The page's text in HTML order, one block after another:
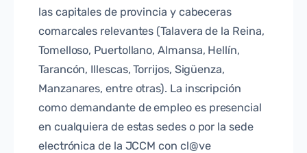
las capitales de provincia y cabeceras
comarcales relevantes (Talavera de la Reina,
Tomelloso, Puertollano, Almansa, Hellín,
Tarancón, Illescas, Torrijos, Sigüenza,
Manzanares, entre otras). La inscripción
como demandante de empleo es presencial
en cualquiera de estas sedes o por la sede
electrónica de la JCCM con cl@ve